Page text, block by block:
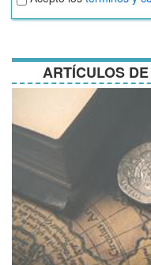
términos
y
ARTÍCULOS